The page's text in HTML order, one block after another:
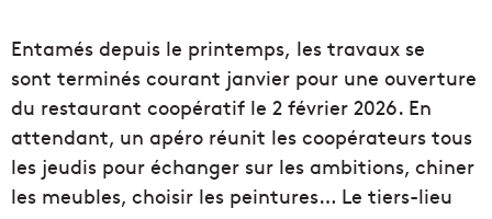
Entamés depuis le printemps, les travaux se
sont terminés courant janvier pour une ouverture
du restaurant coopératif le 2 février 2026. En
attendant, un apéro réunit les coopérateurs tous
les jeudis pour échanger sur les ambitions, chiner
les meubles, choisir les peintures… Le tiers-lieu